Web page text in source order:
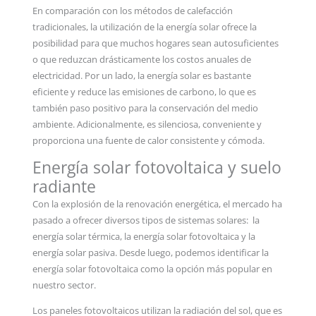
En comparación con los métodos de calefacción
tradicionales, la utilización de la energía solar ofrece la
posibilidad para que muchos hogares sean autosuficientes
o que reduzcan drásticamente los costos anuales de
electricidad. Por un lado, la energía solar es bastante
eficiente y reduce las emisiones de carbono, lo que es
también paso positivo para la conservación del medio
ambiente. Adicionalmente, es silenciosa, conveniente y
proporciona una fuente de calor consistente y cómoda.
Energía solar fotovoltaica y suelo
radiante
Con la explosión de la renovación energética, el mercado ha
pasado a ofrecer diversos tipos de sistemas solares: la
energía solar térmica, la energía solar fotovoltaica y la
energía solar pasiva. Desde luego, podemos identificar la
energía solar fotovoltaica como la opción más popular en
nuestro sector.
Los paneles fotovoltaicos utilizan la radiación del sol, que es